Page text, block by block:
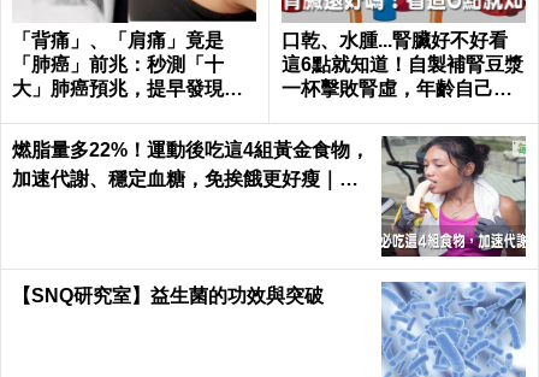
「背痛」、「肩痛」竟是
「肺癌」前兆：秒測「十
大」肺癌預兆，提早發現治
口乾、水腫...腎臟好不好看
這6點就知道！自製補腎豆漿
一杯擊敗腎虛，年齡自己決
燃脂量多22%！運動後吃這4組黃金食物，
加速代謝、穩定血糖，免挨餓更好瘦｜每
【SNQ研究室】益生菌的功效與突破